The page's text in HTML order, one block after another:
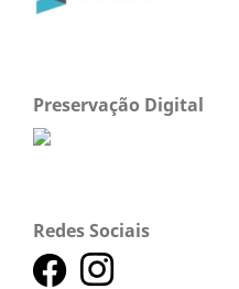
Preservação Digital
Redes Sociais